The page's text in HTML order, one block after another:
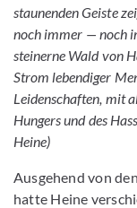
staunenden Geiste
noch immer — noch
steinerne Wald von
Strom lebendiger
Leidenschaften, mit
Hungers und des
Heine)
Ausgehend von
hatte Heine